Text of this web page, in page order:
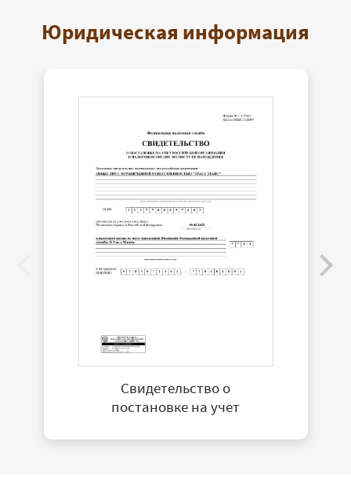
Юридическая информация
Свидетельство о
постановке на учет